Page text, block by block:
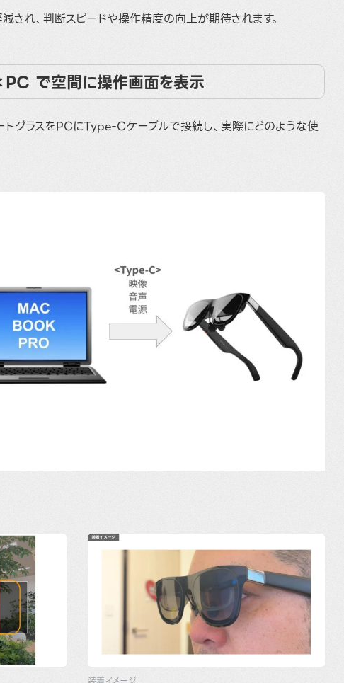
され、判断スピードや操作精度の向上が期待されます。
で空間に操作画面を表示
トグラスをPCにType-Cケーブルで接続し、実際にどのような使